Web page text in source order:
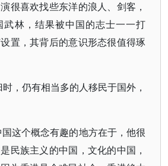
很喜欢找些东洋的浪人、剑客，
武林，结果被中国的志士一一打
置，其背后的意识形态很值得琢
，仍有相当多的人移民于国外，
这个概念有趣的地方在于，他很
民族主义的中国，文化的中国，